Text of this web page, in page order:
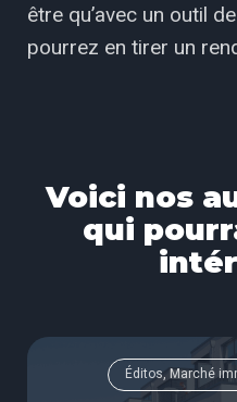
être qu’avec un outil
pourrez en tirer un
Voici nos
qui
Éditos, Marché